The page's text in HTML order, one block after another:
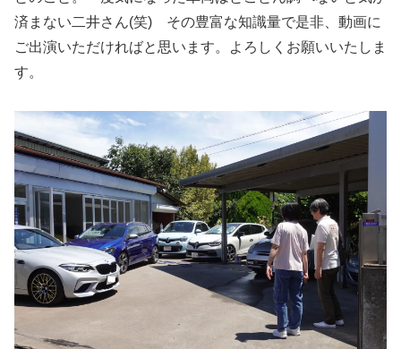
済まない二井さん(笑) その豊富な知識量で是非、動画に
ご出演いただければと思います。よろしくお願いいたしま
す。